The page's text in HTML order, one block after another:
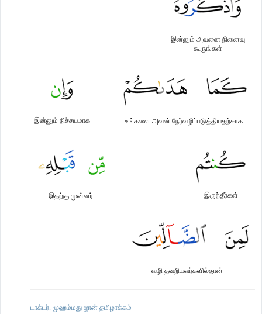
இன்னும் அவனை நினைவு
கூருங்கள்
உங்களை அவன் நேர்வழிப்படுத்தியதற்காக
இன்னும் நிச்சயமாக
இருந்தீர்கள்
இதற்கு முன்னர்
வழி தவறியவர்களில்தான்
டாக்டர். முஹம்மது ஜான் தமிழாக்கம்